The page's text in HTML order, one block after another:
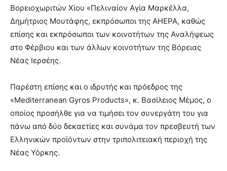
Βορειοχωριτών Χίου «Πελιναίον Αγία Μαρκέλλα,
Δημήτριος Μουτάφης, εκπρόσωποι της AHEPA, καθώς
επίσης και εκπρόσωποι των κοινοτήτων της Αναλήψεως
στο Φέρβιου και των άλλων κοινοτήτων της Βόρειας
Νέας Ιερσέης.
Παρέστη επίσης και ο ιδρυτής και πρόεδρος της
«Mediterranean Gyros Products», κ. Βασίλειος Μέμος, ο
οποίος προσήλθε για να τιμήσει τον συνεργάτη του για
πάνω από δύο δεκαετίες και συνάμα τον πρεσβευτή των
Ελληνικών προϊόντων στην τριπολιτειακή περιοχή της
Νέας Υόρκης.